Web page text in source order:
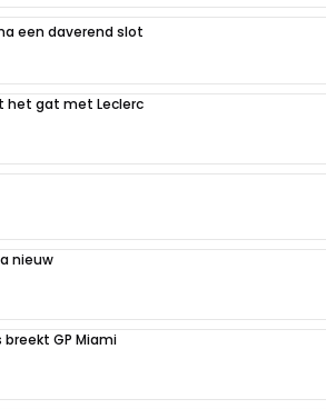
een daverend slot
het gat met Leclerc
nieuw
breekt GP Miami